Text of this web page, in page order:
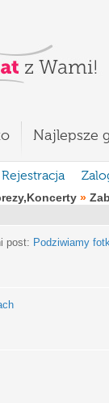
Najlepsze
Rejestracja
»
post: Podziwiamy